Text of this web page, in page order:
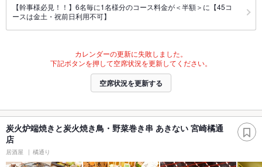
【幹事様必見！！】6名毎に1名様分のコース料金が＜半額＞に【45コ
ースは金土・祝前日利用不可】
カレンダーの更新に失敗しました。
下記ボタンを押して空席状況を更新してください。
空席状況を更新する
炭火炉端焼きと炭火焼き鳥・野菜巻き串 あきない 宮崎橘通
店
居酒屋 橘通り